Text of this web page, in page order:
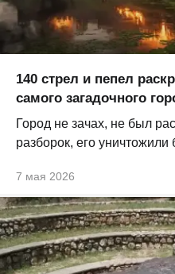
140 стрел и пепел
самого загадочного
Город не зачах, не был
разборок, его уничтожили
7 мая 2026